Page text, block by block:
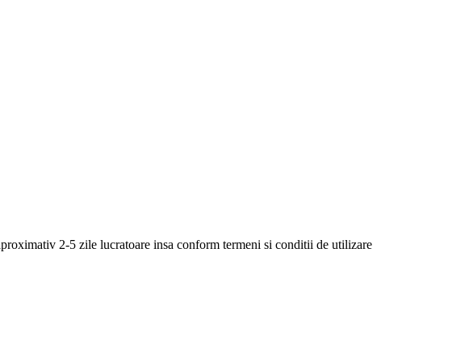
2-5 zile lucratoare insa conform termeni si conditii de utilizare